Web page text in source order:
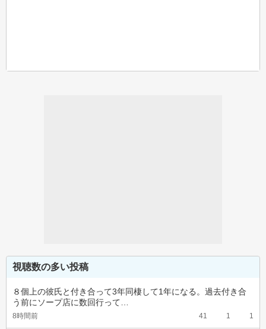
視聴数の多い投稿
８個上の彼氏と付き合って3年同棲して1年になる。過去付き合
う前にソープ店に数回行って…
8時間前 41 1 1